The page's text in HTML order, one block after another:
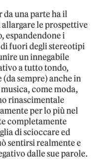
da una parte ha il
le prospettive
espandendone i
fuori degli stereotipi
un innegabile
a tutto tondo,
sempre) anche in
come moda,
rinascimentale
per lo più nel
completamente
di scioccare ed
sentirsi realmente e
dalle sue parole.